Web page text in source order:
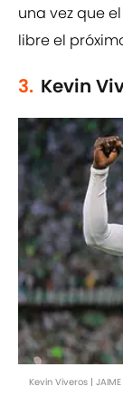
una vez que
libre el
3. Kevin
Kevin Viveros |